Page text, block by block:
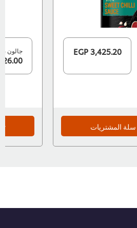
3,425.20 EGP
المشتريات
جالون
726.00 EGP